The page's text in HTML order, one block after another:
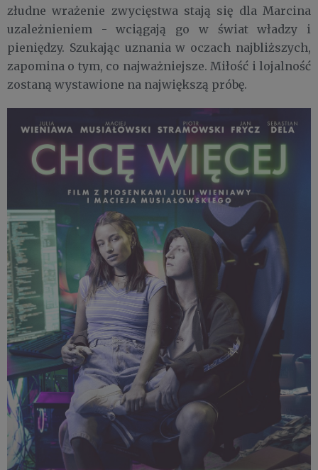
złudne wrażenie zwycięstwa stają się dla Marcina
uzależnieniem - wciągają go w świat władzy i
pieniędzy. Szukając uznania w oczach najbliższych,
zapomina o tym, co najważniejsze. Miłość i lojalność
zostaną wystawione na największą próbę.